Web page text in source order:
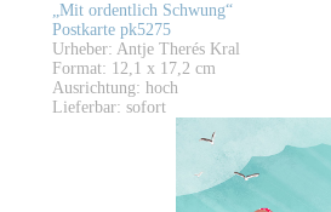
„Mit ordentlich Schwung“
Postkarte pk5275
Urheber: Antje Therés Kral
Format: 12,1 x 17,2 cm
Ausrichtung: hoch
Lieferbar: sofort